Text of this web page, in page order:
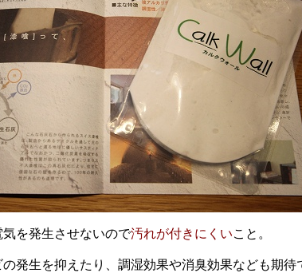
を発生させないので汚れが付きにくいこと 。
発生を抑えたり、調湿効果や消臭効果なども期